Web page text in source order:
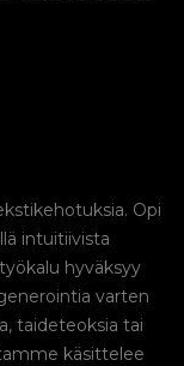
Opi
intuitiivista
hyväksyy
varten
taideteoksia tai
käsittelee